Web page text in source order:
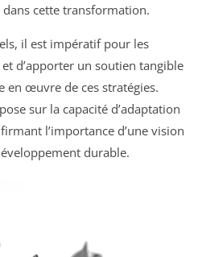
cette transformation.
il est impératif pour les
d’apporter un soutien tangible
en œuvre de ces stratégies.
sur la capacité d’adaptation
l’importance d’une vision
durable.